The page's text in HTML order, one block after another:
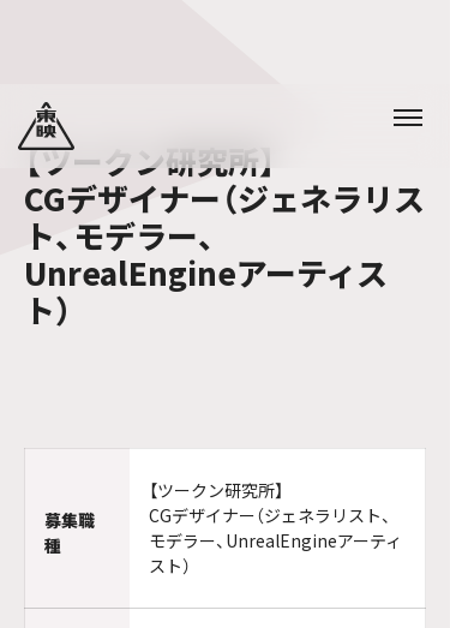
【ツークン研究所】
CGデザイナー（ジェネラリス
ト、モデラー、
UnrealEngineアーティス
ト）
募集職
種
【ツークン研究所】
CGデザイナー（ジェネラリスト、
モデラー、UnrealEngineアーティ
スト）